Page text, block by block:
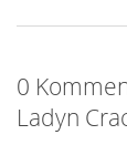
0
Ladyn